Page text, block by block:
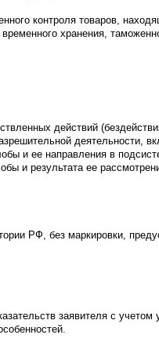
контроля товаров,
хранения,
действий
деятельности,
и ее направления в
и результата ее
РФ, без маркировки,
заявителя с учетом